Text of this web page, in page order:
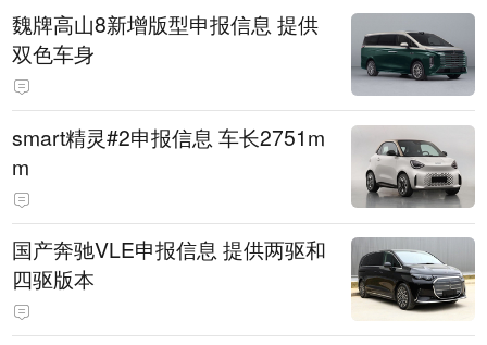
魏牌高山8新增版型申报信息 提供
双色车身
smart精灵#2申报信息 车长2751m
m
国产奔驰VLE申报信息 提供两驱和
四驱版本